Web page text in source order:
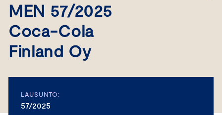
MEN 57/2025
Coca-Cola
Finland Oy
LAUSUNTO:
57/2025